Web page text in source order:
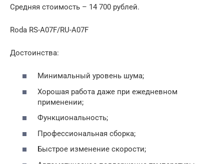
Средняя стоимость – 14 700 рублей.
Roda RS-A07F/RU-A07F
Достоинства:
Минимальный уровень шума;
Хорошая работа даже при ежедневном
применении;
Функциональность;
Профессиональная сборка;
Быстрое изменение скорости;